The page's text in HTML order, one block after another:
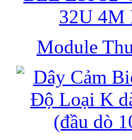
Module